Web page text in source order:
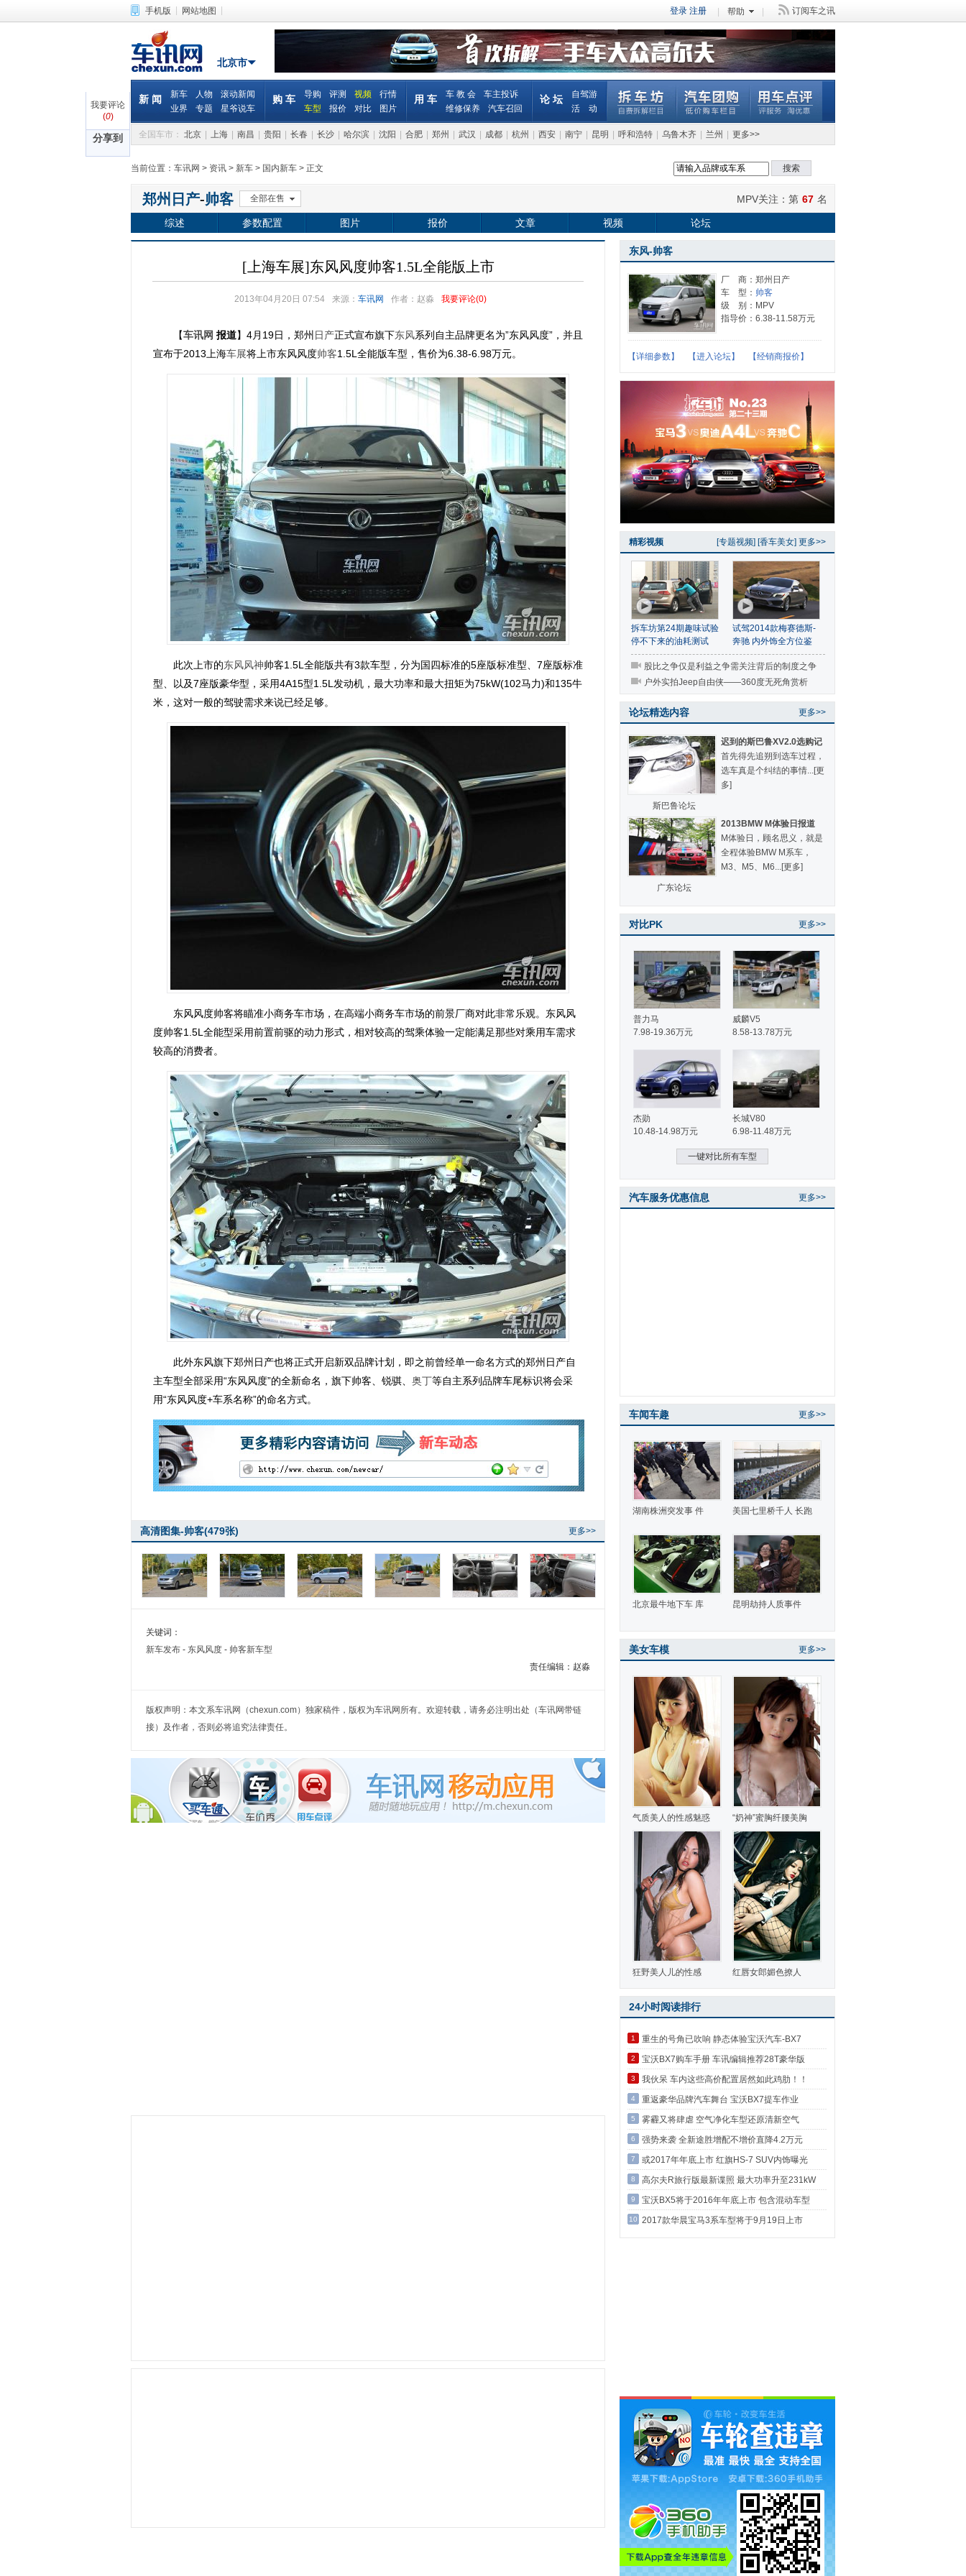
我要评论
(0)
分享到
订阅车之讯
手机版 网站地图 帮助
登录 注册
北京市
新 闻 新车 人物
滚动新闻
业界
专题 星爷说车
购 车 导购 评测 视频
行情
车型
报价 对比 图片
用 车 车 教 会
车主投诉
维修保养
汽车召回
论 坛
自驾游
活 动
全国车市： 北京 上海 南昌 贵阳 长春 长沙 哈尔滨 沈阳 合肥 郑州 武汉 成都 杭州 西安 南宁 昆明 呼和浩特 乌鲁木齐 兰州 更多>>
搜索
当前位置： 车讯网 > 资讯 > 新车 > 国内新车 > 正文
MPV关注：第 67 名
郑州日产-帅客 全部在售
综述 参数配置 图片 报价 文章 视频 论坛
[上海车展]东风风度帅客1.5L全能版上市
2013年04月20日 07:54 来源： 车讯网 作者：赵淼 我要评论(0)
【车讯网 报道】4月19日，郑州 日产正式宣布旗下东风系列自主品牌更名为”东风风度”，并且
宣布于2013上海车展将上市东风风度帅客1.5L全能版车型，售价为6.38-6.98万元。
此次上市的东风风神帅客1.5L全能版共有3款车型，分为国四标准的5座版标准型、7座版标准
型、以及7座版豪华型，采用4A15型1.5L发动机，最大功率和最大扭矩为75kW(102马力)和135牛
米，这对一般的驾驶需求来说已经足够。
东风风度帅客将瞄准小商务车市场，在高端小商务车市场的前景厂商对此非常乐观。东风风
度帅客1.5L全能型采用前置前驱的动力形式，相对较高的驾乘体验一定能满足那些对乘用车需求
较高的消费者。
此外东风旗下郑州日产也将正式开启新双品牌计划，即之前曾经单一命名方式的郑州日产自
主车型全部采用“东风风度”的全新命名，旗下帅客、锐骐、 奥丁等自主系列品牌车尾标识将会采
用“东风风度+车系名称”的命名方式。
更多>>
高清图集-帅客(479张)
关键词：
新车发布 - 东风风度 - 帅客新车型
责任编辑：赵淼
版权声明：本文系车讯网（chexun.com）独家稿件，版权为车讯网所有。欢迎转载，请务必注明出处（车讯网带链
接）及作者，否则必将追究法律责任。
东风-帅客
厂 商：郑州日产
车 型： 帅客
级 别：MPV
指导价：6.38-11.58万元
【详细参数】 【进入论坛】 【经销商报价】
[专题视频] [香车美女] 更多>>
精彩视频
拆车坊第24期趣味试验
停不下来的油耗测试
试驾2014款梅赛德斯-
奔驰 内外饰全方位鉴
赏
股比之争仅是利益之争需关注背后的制度之争
户外实拍Jeep自由侠——360度无死角赏析
更多>>
论坛精选内容
斯巴鲁论坛
迟到的斯巴鲁XV2.0选购记
首先得先追朔到选车过程，
选车真是个纠结的事情...[更
多]
广东论坛
2013BMW M体验日报道
M体验日，顾名思义，就是
全程体验BMW M系车，
M3、M5、M6...[更多]
更多>>
对比PK
普力马
7.98-19.36万元
威麟V5
8.58-13.78万元
杰勋
10.48-14.98万元
长城V80
6.98-11.48万元
一键对比所有车型
更多>>
汽车服务优惠信息
更多>>
车闻车趣
湖南株洲突发事 件 美国七里桥千人 长跑
北京最牛地下车 库 昆明劫持人质事件
更多>>
美女车模
气质美人的性感魅惑 “奶神”蜜胸纤腰美胸
狂野美人儿的性感 红唇女郎媚色撩人
24小时阅读排行
1 重生的号角已吹响 静态体验宝沃汽车-BX7
2 宝沃BX7购车手册 车讯编辑推荐28T豪华版
3 我伙呆 车内这些高价配置居然如此鸡肋！！
4 重返豪华品牌汽车舞台 宝沃BX7提车作业
5 雾霾又将肆虐 空气净化车型还原清新空气
6 强势来袭 全新途胜增配不增价直降4.2万元
7 或2017年年底上市 红旗HS-7 SUV内饰曝光
8 高尔夫R旅行版最新谍照 最大功率升至231kW
9 宝沃BX5将于2016年年底上市 包含混动车型
10 2017款华晨宝马3系车型将于9月19日上市